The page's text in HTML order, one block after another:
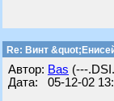
Re: Винт
Автор: Bas (---
Дата: 05-12-02